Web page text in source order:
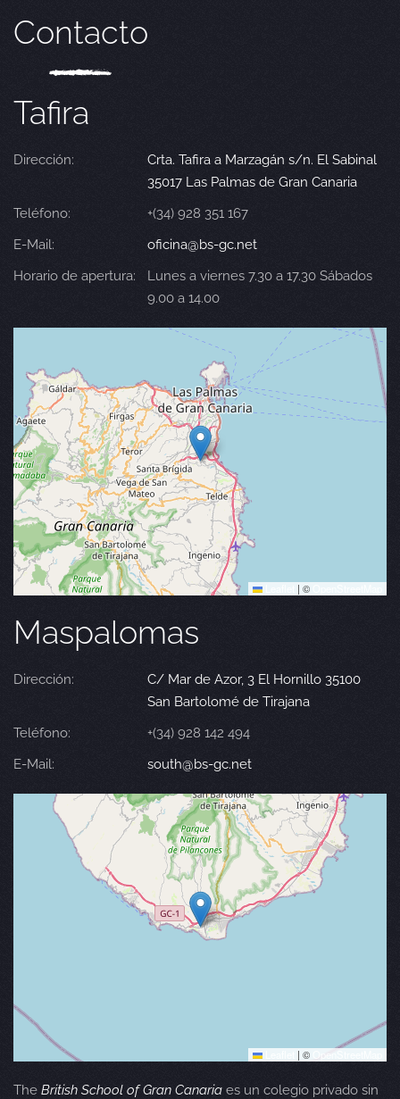
Contacto
Tafira
Dirección:
Crta. Tafira a Marzagán s/n. El Sabinal
35017 Las Palmas de Gran Canaria
Teléfono:
+(34) 928 351 167
E-Mail:
oficina@bs-gc.net
Horario de apertura:
Lunes a viernes 7.30 a 17.30 Sábados
9.00 a 14.00
| ©
Maspalomas
Dirección:
C/ Mar de Azor, 3 El Hornillo 35100
San Bartolomé de Tirajana
Teléfono:
+(34) 928 142 494
E-Mail:
south@bs-gc.net
| © OpenStreetMap
The British School of Gran Canaria es un colegio privado sin